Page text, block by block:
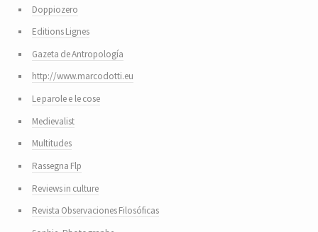
Doppiozero
Editions Lignes
Gazeta de Antropología
http://www.marcodotti.eu
Le parole e le cose
Medievalist
Multitudes
Rassegna Flp
Reviews in culture
Revista Observaciones Filosóficas